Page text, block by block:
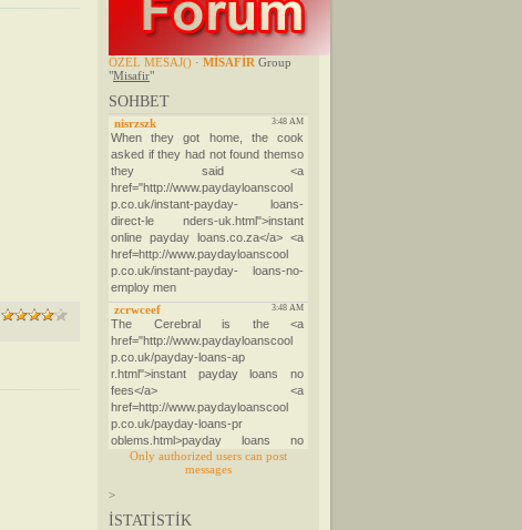
ÖZEL MESAJ() · MİSAFİR Group
"Misafir"
SOHBET
Only authorized users can post
messages
>
İSTATİSTİK